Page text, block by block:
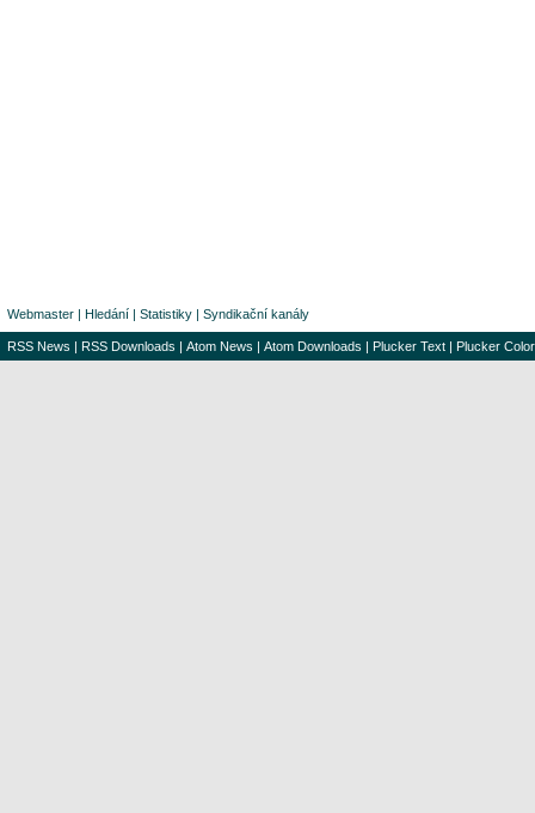
Webmaster | Hledání | Statistiky | Syndikační kanály
RSS News | RSS Downloads | Atom News | Atom Downloads | Plucker Text | Plucker Color